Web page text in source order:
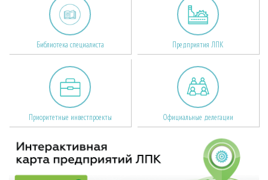
Библиотека специалиста Предприятия ЛПК
Приоритетные инвестпроекты Официальные делегации